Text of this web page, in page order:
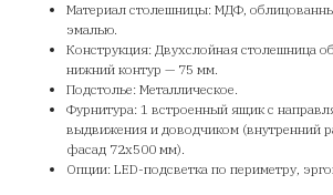
Материал столешницы: МДФ,
эмалью.
Конструкция: Двухслойная столешница
нижний контур — 75 мм.
Подстолье: Металлическое.
Фурнитура: 1 встроенный ящик с
выдвижения и доводчиком (внутренний
фасад 72x500 мм).
Опции: LED-подсветка по периметру,